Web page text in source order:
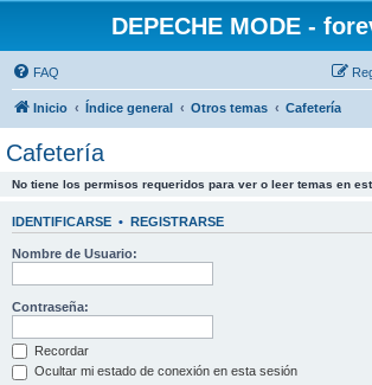
DEPECHE MODE -
FAQ
Inicio Índice general Otros temas Cafetería
Cafetería
No tiene los permisos requeridos para ver o leer temas en
IDENTIFICARSE • REGISTRARSE
Nombre de Usuario:
Contraseña:
Recordar
Ocultar mi estado de conexión en esta sesión